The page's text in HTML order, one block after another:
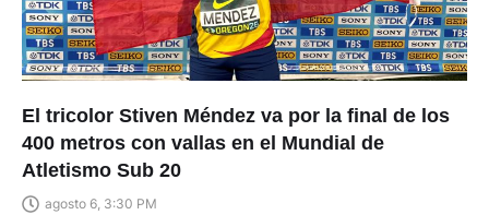
El tricolor Stiven Méndez va por la final de los
400 metros con vallas en el Mundial de
Atletismo Sub 20
agosto 6, 3:30 PM